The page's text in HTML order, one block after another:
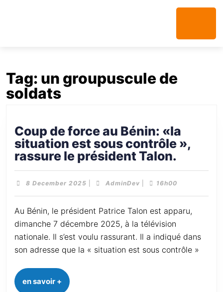
Tag: un groupuscule de
soldats
Coup de force au Bénin: «la
situation est sous contrôle »,
rassure le président Talon.
8 December 2025 AdminDev 16h00
Au Bénin, le président Patrice Talon est apparu,
dimanche 7 décembre 2025, à la télévision
nationale. Il s’est voulu rassurant. Il a indiqué dans
son adresse que la « situation est sous contrôle »
en savoir +